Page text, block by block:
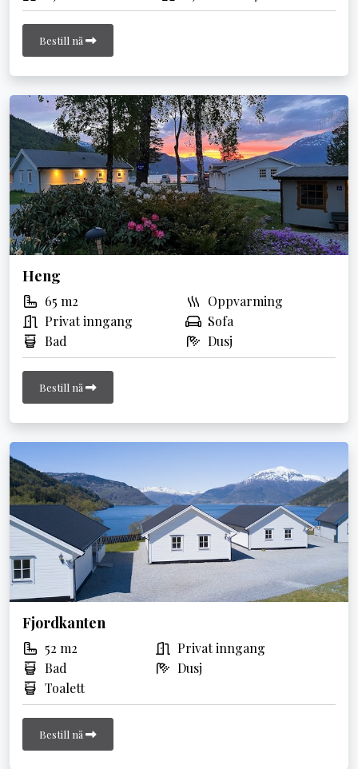
Bestill nå
Heng
65 m2
Oppvarming
Privat inngang
Sofa
Bad
Dusj
Bestill nå
Fjordkanten
52 m2
Privat inngang
Bad
Dusj
Toalett
Bestill nå